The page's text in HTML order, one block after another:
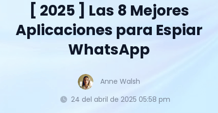
[ 2025 ] Las 8 Mejores
Aplicaciones para Espiar
WhatsApp
Anne Walsh
24 del abril de 2025 05:58 pm